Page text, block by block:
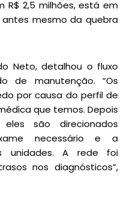
R$ 2,5 milhões, está em
mesmo da quebra
Neto, detalhou o fluxo
de manutenção. “Os
por causa do perfil de
que temos. Depois
são direcionados
necessário e a
unidades. A rede foi
nos diagnósticos”,